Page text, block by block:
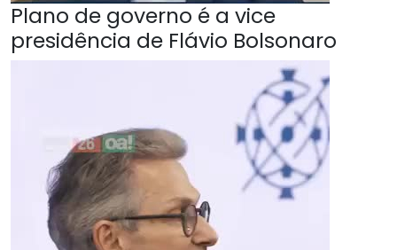
Plano de governo é a vice
presidência de Flávio Bolsonaro